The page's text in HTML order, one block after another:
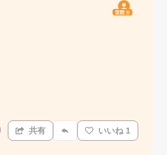
質問主
共有 いいね 1